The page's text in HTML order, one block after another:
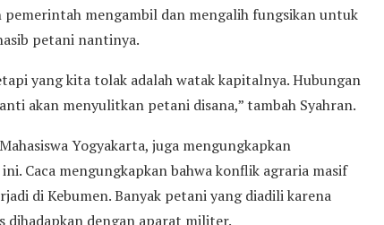
mengambil dan mengalih fungsikan untuk
petani nantinya.
yang kita tolak adalah watak kapitalnya. Hubungan
akan menyulitkan petani disana,” tambah Syahran.
Yogyakarta, juga mengungkapkan
Caca mengungkapkan bahwa konflik agraria masif
di Kebumen. Banyak petani yang diadili karena
dihadapkan dengan aparat militer.